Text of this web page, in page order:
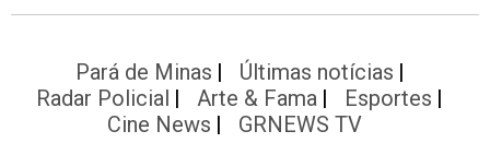
Pará de Minas
Últimas notícias
Radar Policial
Arte & Fama
Esportes
Cine News
GRNEWS TV